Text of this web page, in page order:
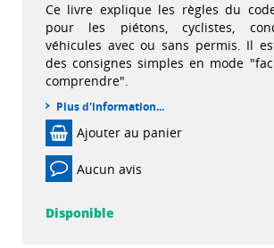
Ce livre explique les règles du
pour les piétons, cyclistes,
véhicules avec ou sans permis. Il
des consignes simples en mode
comprendre".
Plus d'information...
Ajouter au panier
Aucun avis
Disponible